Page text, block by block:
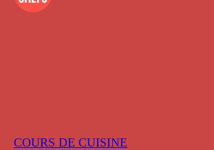
COURS DE CUISINE